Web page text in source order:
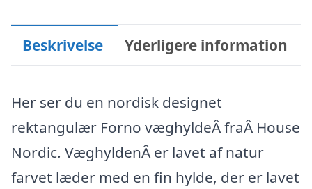
Beskrivelse Yderligere information
Her ser du en nordisk designet
rektangulær Forno væghyldeÂ fraÂ House
Nordic. VæghyldenÂ er lavet af natur
farvet læder med en fin hylde, der er lavet